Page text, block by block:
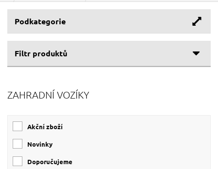
Podkategorie
Filtr produktů
ZAHRADNÍ VOZÍKY
Akční zboží
Novinky
Doporučujeme